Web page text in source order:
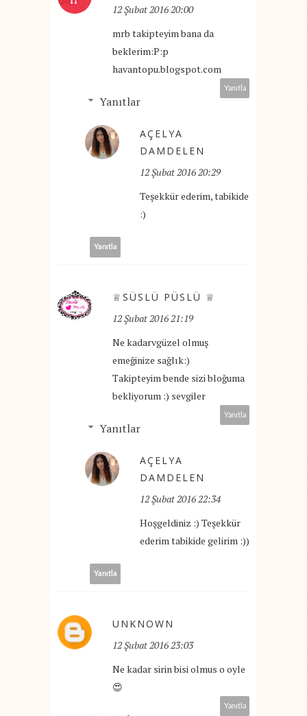
12 Şubat 2016 20:00
mrb takipteyim bana da
beklerim:P:p
havantopu.blogspot.com
Yanıtla
Yanıtlar
AÇELYA
DAMDELEN
12 Şubat 2016 20:29
Teşekkür ederim, tabikide
:)
Yanıtla
♕SÜSLÜ PÜSLÜ ♕
12 Şubat 2016 21:19
Ne kadarvgüzel olmuş
emeğinize sağlık:)
Takipteyim bende sizi bloğuma
bekliyorum :) sevgiler
Yanıtla
Yanıtlar
AÇELYA
DAMDELEN
12 Şubat 2016 22:34
Hoşgeldiniz :) Teşekkür
ederim tabikide gelirim :))
Yanıtla
UNKNOWN
12 Şubat 2016 23:03
Ne kadar sirin bisi olmus o oyle
😍
Yanıtla